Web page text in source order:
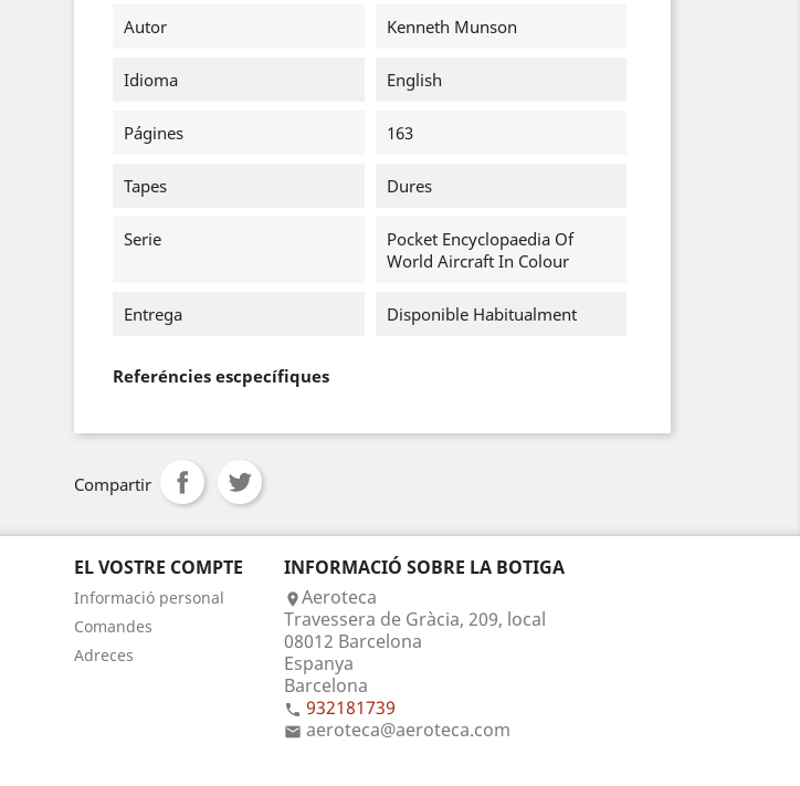
Autor Kenneth Munson
Idioma English
Págines 163
Tapes Dures
Serie
Pocket Encyclopaedia Of
World Aircraft In Colour
Entrega Disponible Habitualment
Referéncies escpecífiques
Compartir
EL VOSTRE COMPTE
Informació personal
Comandes
Adreces
INFORMACIÓ SOBRE LA BOTIGA
Aeroteca
Travessera de Gràcia, 209, local
08012 Barcelona
Espanya
Barcelona
 932181739
 aeroteca@aeroteca.com